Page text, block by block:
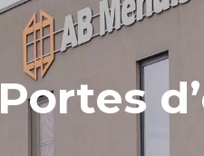
Portes